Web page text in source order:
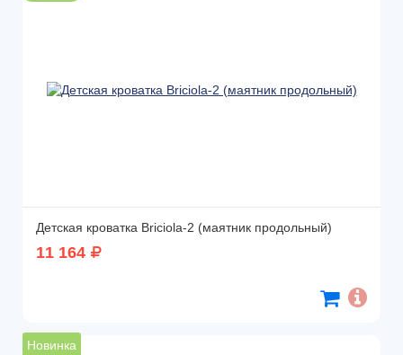
Детская кроватка Briciola-2 (маятник продольный)
11 164
Новинка